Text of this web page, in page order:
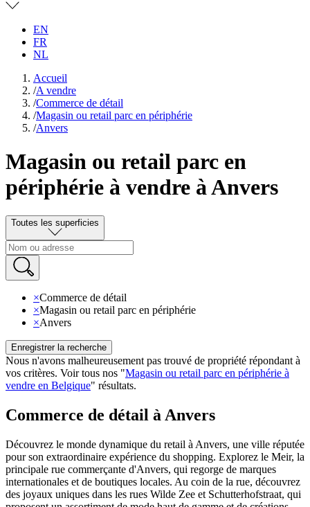
EN
FR
NL
Accueil
/A vendre
/Commerce de détail
/Magasin ou retail parc en périphérie
/Anvers
Magasin ou retail parc en
périphérie à vendre à Anvers
Toutes les superficies
×Commerce de détail
×Magasin ou retail parc en périphérie
×Anvers
Enregistrer la recherche
Nous n'avons malheureusement pas trouvé de propriété répondant à
vos critères. Voir tous nos "Magasin ou retail parc en périphérie à
vendre en Belgique" résultats.
Commerce de détail à Anvers
Découvrez le monde dynamique du retail à Anvers, une ville réputée
pour son extraordinaire expérience du shopping. Explorez le Meir, la
principale rue commerçante d'Anvers, qui regorge de marques
internationales et de boutiques locales. Au coin de la rue, découvrez
des joyaux uniques dans les rues Wilde Zee et Schutterhofstraat, qui